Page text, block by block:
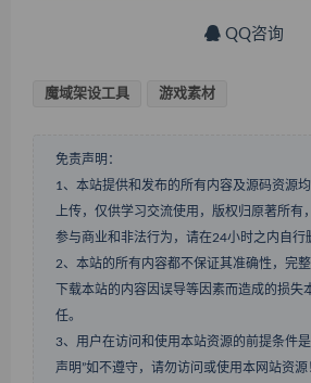
QQ咨询
魔域架设工具 游戏素材
免责声明：
1、本站提供和发布的所有内容及源码资源
上传，仅供学习交流使用，版权归原著所有
参与商业和非法行为，请在24小时之内自行
2、本站的所有内容都不保证其准确性，完
下载本站的内容因误导等因素而造成的损失
任。
3、用户在访问和使用本站资源的前提条件
声明”如不遵守，请勿访问或使用本网站资